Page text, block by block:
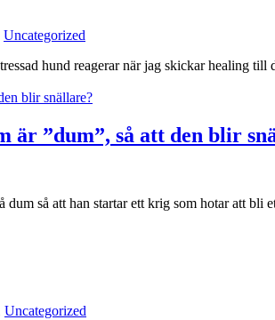
Uncategorized
hund reagerar när jag skickar healing
är ”dum”, så att den blir
så att han startar ett krig som hotar att
Uncategorized